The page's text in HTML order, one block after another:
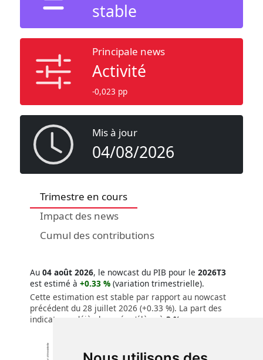
stable
Principale news
Activité
-0,023 pp
Mis à jour
04/08/2026
Trimestre en cours
Impact des news
Cumul des contributions
Au 04 août 2026, le nowcast du PIB pour le 2026T3
est estimé à +0.33 % (variation trimestrielle).
Cette estimation est stable par rapport au nowcast
précédent du 28 juillet 2026 (+0.33 %). La part des
indicateurs déjà observés s'élève à 3 %
(-0.023 pp), devant